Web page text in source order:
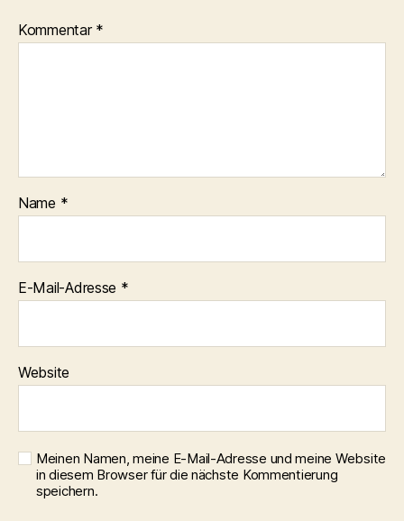
Kommentar *
Name *
E-Mail-Adresse *
Website
Meinen Namen, meine E-Mail-Adresse und meine Website
in diesem Browser für die nächste Kommentierung
speichern.